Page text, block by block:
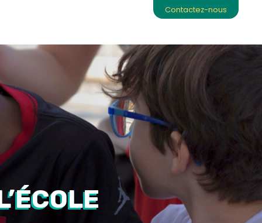
Contactez-nous